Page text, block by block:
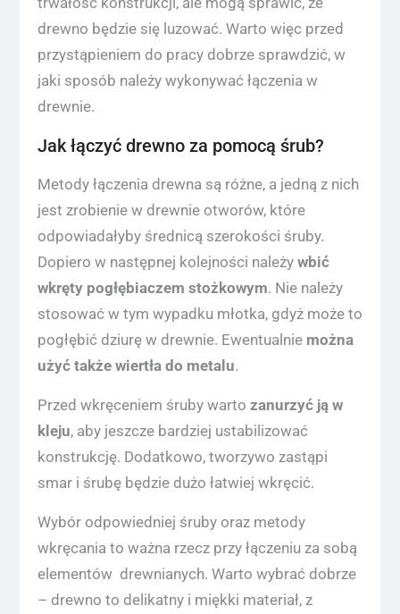
drewno będzie się luzować. Warto więc przed
przystąpieniem do pracy dobrze sprawdzić, w
jaki sposób należy wykonywać łączenia w
drewnie.
Jak łączyć drewno za pomocą śrub?
Metody łączenia drewna są różne, a jedną z nich
jest zrobienie w drewnie otworów, które
odpowiadałyby średnicą szerokości śruby.
Dopiero w następnej kolejności należy wbić
wkręty pogłębiaczem stożkowym. Nie należy
stosować w tym wypadku młotka, gdyż może to
pogłębić dziurę w drewnie. Ewentualnie można
użyć także wiertła do metalu.
Przed wkręceniem śruby warto zanurzyć ją w
kleju, aby jeszcze bardziej ustabilizować
konstrukcję. Dodatkowo, tworzywo zastąpi
smar i śrubę będzie dużo łatwiej wkręcić.
Wybór odpowiedniej śruby oraz metody
wkręcania to ważna rzecz przy łączeniu za sobą
elementów drewnianych. Warto wybrać dobrze
– drewno to delikatny i miękki materiał, z